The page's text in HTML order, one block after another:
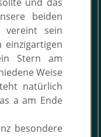
beiden
vereint sein
einzigartigen
Stern am
Weise
natürlich
a am Ende
besondere